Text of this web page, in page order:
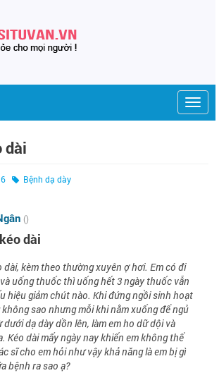
dài
Bệnh dạ dày
()
dài
dài, kèm theo thường xuyên ợ hơi. Em có đi
uống thuốc thì uống hết 3 ngày thuốc vẫn
hiệu giảm chút nào. Khi đứng ngồi sinh hoạt
sao nhưng mỗi khi nằm xuống để ngủ
dạ dày dồn lên, làm em ho dữ dội và
Kéo dài mấy ngày nay khiến em không thể
sĩ cho em hỏi như vậy khả năng là em bị gì
bệnh ra sao ạ?